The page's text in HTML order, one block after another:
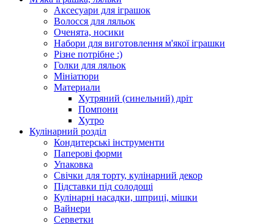
Аксесуари для іграшок
Волосся для ляльок
Оченята, носики
Набори для виготовлення м'якої іграшки
Різне потрібне :)
Голки для ляльок
Мініатюри
Материали
Хутряний (синельний) дріт
Помпони
Хутро
Кулінарний розділ
Кондитерські інструменти
Паперові форми
Упаковка
Свічки для торту, кулінарний декор
Підставки під солодощі
Кулінарні насадки, шприці, мішки
Вайнери
Серветки